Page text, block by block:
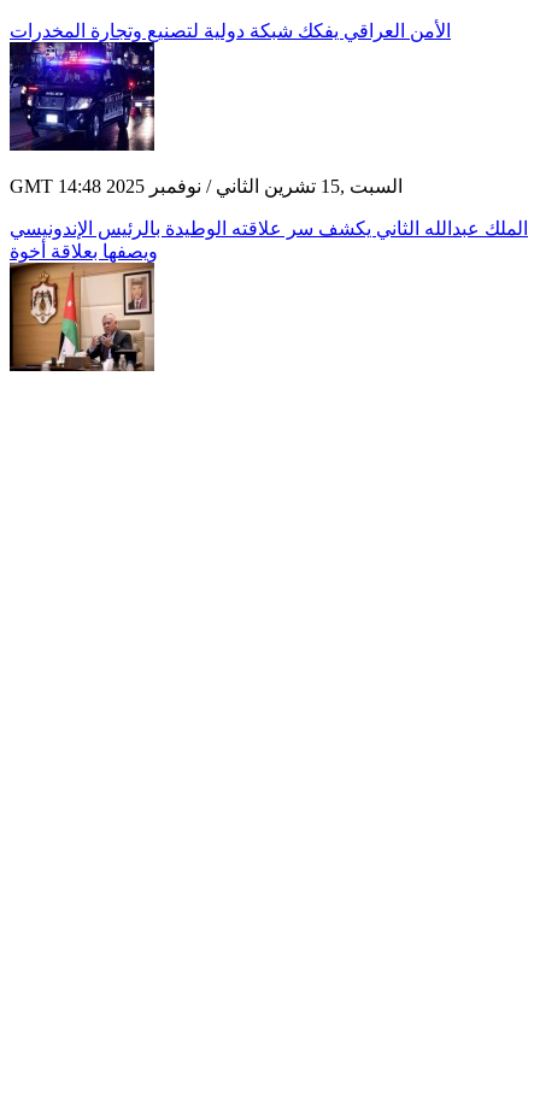
الأمن العراقي يفكك شبكة دولية لتصنيع وتجارة المخدرات
GMT 14:48 2025 السبت ,15 تشرين الثاني / نوفمبر
الملك عبدالله الثاني يكشف سر علاقته الوطيدة بالرئيس الإندونيسي
ويصفها بعلاقة أخوة